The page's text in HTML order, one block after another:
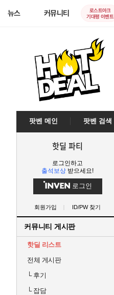
뉴스 커뮤니티
로스트아크
기대평 이벤트
팟벤 메인 팟벤 검색
핫딜 파티
로그인하고
출석보상 받으세요!
로그인
회원가입 ID/PW 찾기
커뮤니티 게시판
핫딜 리스트
전체 게시판
└후기
└잡담